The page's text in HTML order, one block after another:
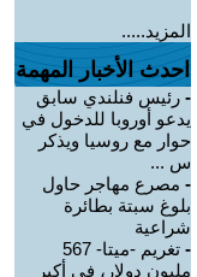
المزيد.....
احدث الأخبار المهمة
- رئيس فنلندي سابق
يدعو أوروبا للدخول في
حوار مع روسيا ويذكر
س ...
- مصرع مهاجر حاول
بلوغ سبتة بطائرة
شراعية
-
تغريم -ميتا- 567
مليون دولار، في أكبر